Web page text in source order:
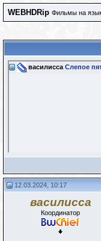
WEBHDRip Фильмы на
василисса Слепое
12.03.2024, 10:17
василисса
Координатор